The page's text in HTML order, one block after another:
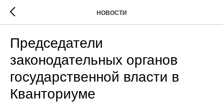
НОВОСТИ
Председатели
законодательных органов
государственной власти в
Кванториуме